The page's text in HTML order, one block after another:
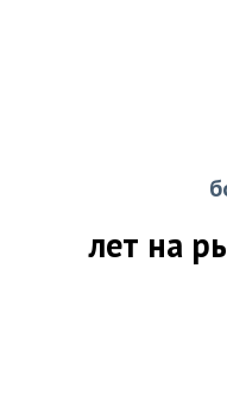
лет на